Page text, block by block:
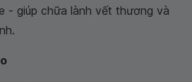
- giúp chữa lành vết thương và